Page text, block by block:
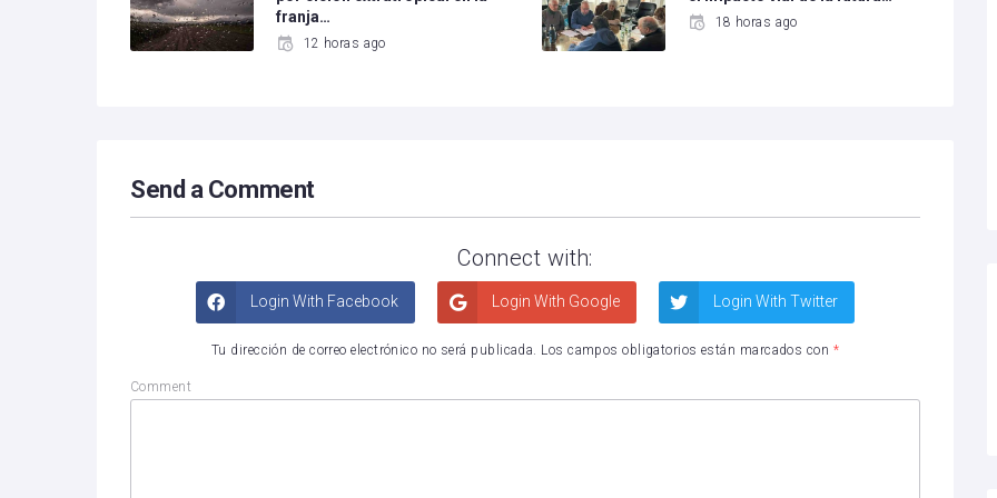
franja…
12 horas ago
18 horas ago
Send a Comment
Connect with:
Login With Facebook Login With Google Login With Twitter
Tu dirección de correo electrónico no será publicada. Los campos obligatorios están marcados con *
Comment